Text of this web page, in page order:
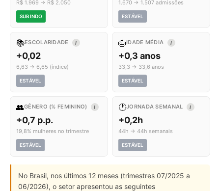
R$ 1.969 → R$ 2.050
SUBINDO
1.670 → 1.507 admissões
ESTÁVEL
📚ESCOLARIDADE I
+0,02
6,63 → 6,65 (índice)
ESTÁVEL
🎂IDADE MÉDIA I
+0,3 anos
33,3 → 33,6 anos
ESTÁVEL
👥GÊNERO (% FEMININO) I
+0,7 p.p.
19,8% mulheres no trimestre
ESTÁVEL
🕐JORNADA SEMANAL I
+0,2h
44h → 44h semanais
ESTÁVEL
No Brasil, nos últimos 12 meses (trimestres 07/2025 a
06/2026), o setor apresentou as seguintes